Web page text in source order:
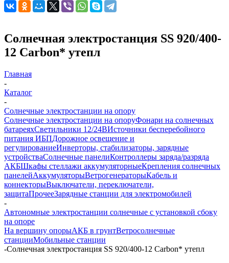
Солнечная электростанция SS 920/400-
12 Carbon* утепл
Главная
-
Каталог
-
Солнечные электростанции на опору
Солнечные электростанции на опоруФонари на солнечных
батареяхСветильники 12/24ВИсточники бесперебойного
питания ИБПДорожное освещение и
регулированиеИнверторы, стабилизаторы, зарядные
устройстваСолнечные панелиКонтроллеры заряда/разряда
АКБШкафы стеллажи аккумуляторныеКрепления солнечных
панелейАккумуляторыВетрогенераторыКабель и
коннекторыВыключатели, переключатели,
защитаПрочееЗарядные станции для электромобилей
-
Автономные электростанции солнечные с установкой сбоку
на опоре
На вершину опорыАКБ в грунтВетросолнечные
станцииМобильные станции
-Солнечная электростанция SS 920/400-12 Carbon* утепл